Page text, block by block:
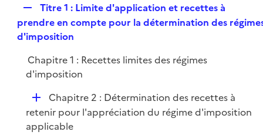
r
e
r
p
l
i
e
e
p
i
e
r
Titre 1 : Limite d'application et recettes à
prendre en compte pour la détermination des
d'imposition
Chapitre 1 : Recettes limites des régimes
d'imposition
D
é
p
Chapitre 2 : Détermination des recettes à
retenir pour l'appréciation du régime d'imposition
applicable